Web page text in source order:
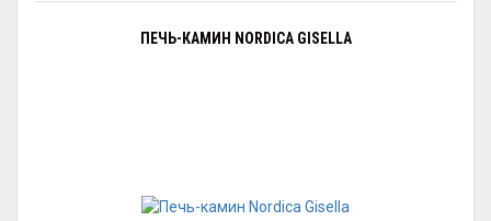
ПЕЧЬ-КАМИН NORDICA GISELLA